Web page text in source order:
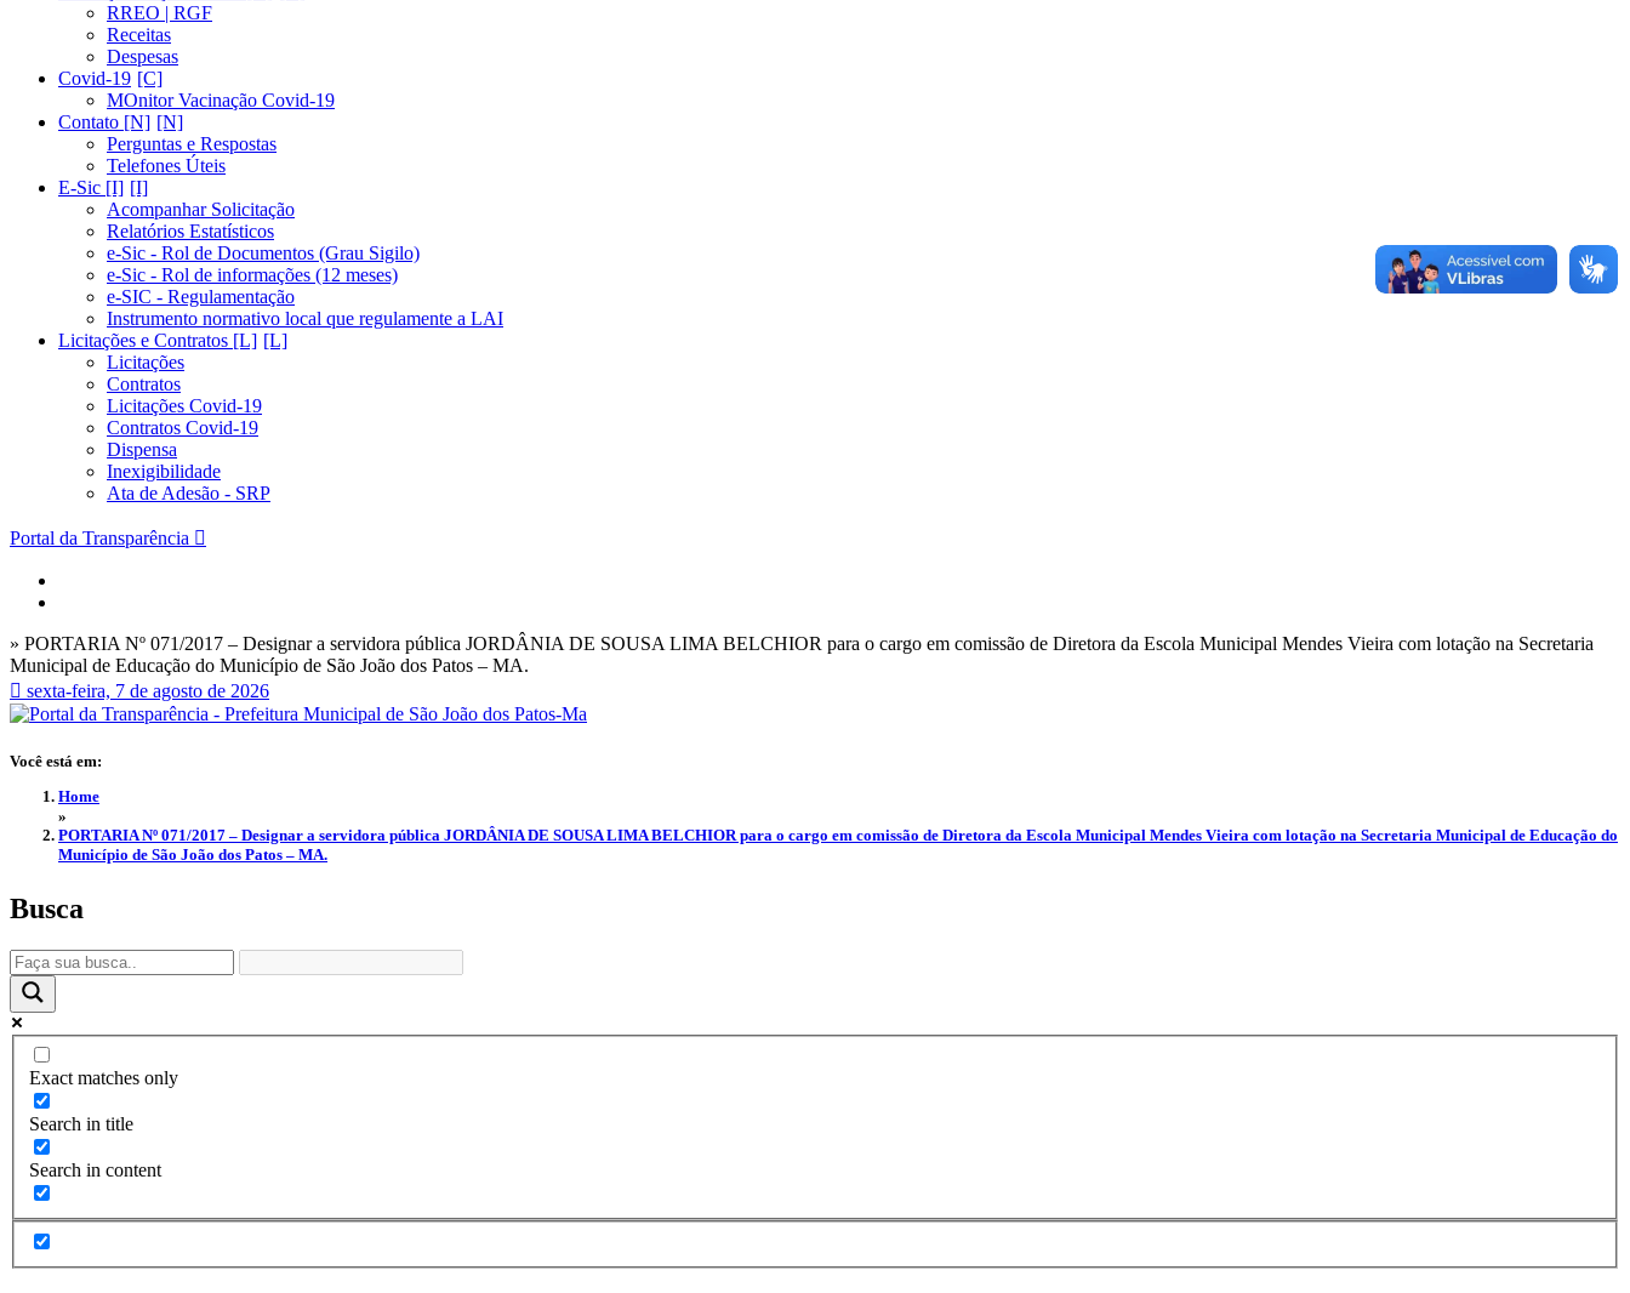
RREO | RGF
Receitas
Despesas
Covid-19
MOnitor Vacinação Covid-19
Contato [N]
Perguntas e Respostas
Telefones Úteis
E-Sic [I]
Acompanhar Solicitação
Relatórios Estatísticos
e-Sic - Rol de Documentos (Grau Sigilo)
e-Sic - Rol de informações (12 meses)
e-SIC - Regulamentação
Instrumento normativo local que regulamente a LAI
Licitações e Contratos [L]
Licitações
Contratos
Licitações Covid-19
Contratos Covid-19
Dispensa
Inexigibilidade
Ata de Adesão - SRP
Portal da Transparência
» PORTARIA Nº 071/2017 – Designar a servidora pública JORDÂNIA DE SOUSA LIMA BELCHIOR para o cargo em comissão de Diretora da Escola Municipal Mendes Vieira com lotação na Secretaria
Municipal de Educação do Município de São João dos Patos – MA.
sexta-feira, 7 de agosto de 2026
Você está em:
Home
»
PORTARIA Nº 071/2017 – Designar a servidora pública JORDÂNIA DE SOUSA LIMA BELCHIOR para o cargo em comissão de Diretora da Escola Municipal Mendes Vieira com lotação na Secretaria Municipal de Educação do
Município de São João dos Patos – MA.
Busca
Exact matches only
Search in title
Search in content